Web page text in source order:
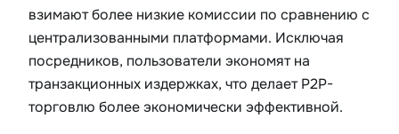
взимают более низкие комиссии по сравнению с
централизованными платформами. Исключая
посредников, пользователи экономят на
транзакционных издержках, что делает P2P-
торговлю более экономически эффективной.